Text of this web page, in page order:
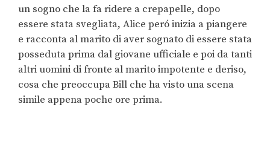
un sogno che la fa ridere a crepapelle, dopo
essere stata svegliata, Alice peró inizia a piangere
e racconta al marito di aver sognato di essere stata
posseduta prima dal giovane ufficiale e poi da tanti
altri uomini di fronte al marito impotente e deriso,
cosa che preoccupa Bill che ha visto una scena
simile appena poche ore prima.